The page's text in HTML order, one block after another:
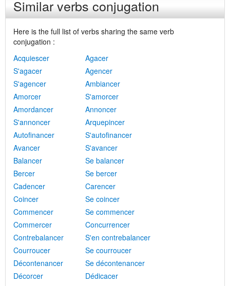
Similar verbs conjugation
Here is the full list of verbs sharing the same verb
conjugation :
Acquiescer
Agacer
S'agacer
Agencer
S'agencer
Ambiancer
Amorcer
S'amorcer
Amordancer
Annoncer
S'annoncer
Arquepincer
Autofinancer
S'autofinancer
Avancer
S'avancer
Balancer
Se balancer
Bercer
Se bercer
Cadencer
Carencer
Coincer
Se coincer
Commencer
Se commencer
Commercer
Concurrencer
Contrebalancer
S'en contrebalancer
Courroucer
Se courroucer
Décontenancer
Se décontenancer
Décorcer
Dédicacer